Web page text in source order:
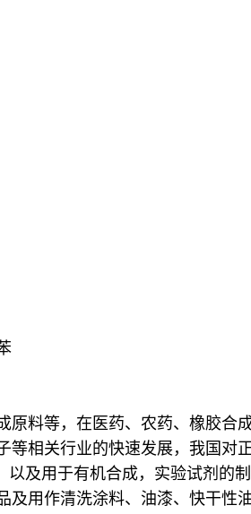
料等，在医药、农药、橡胶合
相关行业的快速发展，我国对
及用于有机合成，实验试剂
用作清洗涂料、油漆、快干